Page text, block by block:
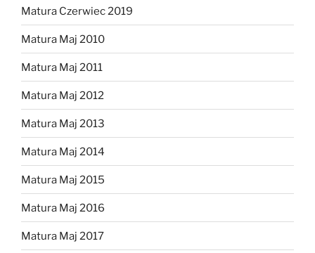
Matura Czerwiec 2019
Matura Maj 2010
Matura Maj 2011
Matura Maj 2012
Matura Maj 2013
Matura Maj 2014
Matura Maj 2015
Matura Maj 2016
Matura Maj 2017